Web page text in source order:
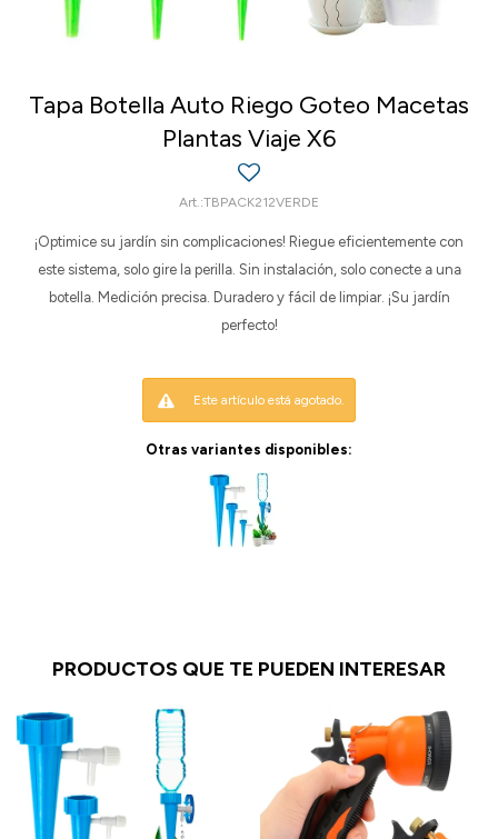
Tapa Botella Auto Riego Goteo Macetas
Plantas Viaje X6
TBPACK212VERDE
¡Optimice su jardín sin complicaciones! Riegue eficientemente con
este sistema, solo gire la perilla. Sin instalación, solo conecte a una
botella. Medición precisa. Duradero y fácil de limpiar. ¡Su jardín
perfecto!
Este artículo está agotado.
Otras variantes disponibles:
PRODUCTOS QUE TE PUEDEN INTERESAR